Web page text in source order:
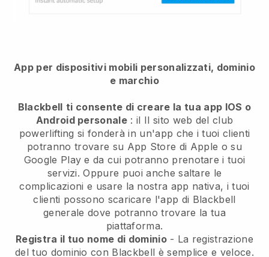
App per dispositivi mobili personalizzati, dominio
e marchio
Blackbell ti consente di creare la tua app IOS o
Android personale : il Il sito web del club
powerlifting si fonderà in un'app che i tuoi clienti
potranno trovare su App Store di Apple o su
Google Play e da cui potranno prenotare i tuoi
servizi. Oppure puoi anche saltare le
complicazioni e usare la nostra app nativa, i tuoi
clienti possono scaricare l'app di Blackbell
generale dove potranno trovare la tua
piattaforma.
Registra il tuo nome di dominio- La registrazione
del tuo dominio con Blackbell è semplice e veloce.